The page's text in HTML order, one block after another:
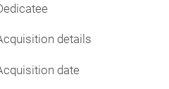
details
date